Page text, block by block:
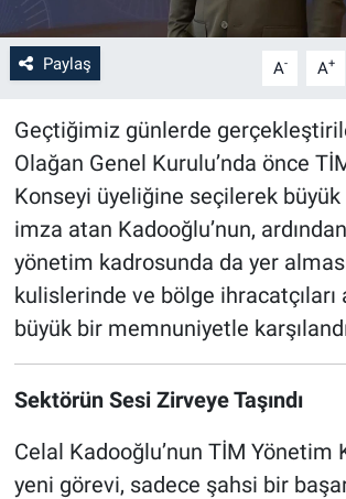
Paylaş A- A+
Geçtiğimiz günlerde
Olağan Genel Kurulu’nda önce
Konseyi üyeliğine seçilerek büyük
imza atan Kadooğlu’nun,
yönetim kadrosunda da yer
kulislerinde ve bölge ihracatçıları
büyük bir memnuniyetle
Sektörün Sesi Zirveye Taşındı
Celal Kadooğlu’nun TİM Yönetim
yeni görevi, sadece şahsi bir